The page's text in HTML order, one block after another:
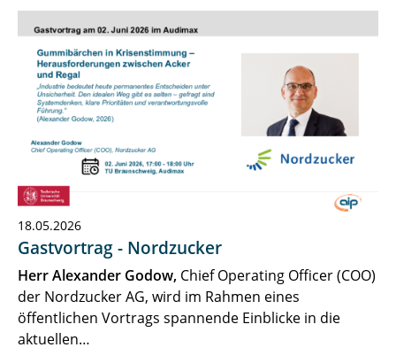
18.05.2026
Gastvortrag - Nordzucker
Herr Alexander Godow, Chief Operating Officer (COO)
der Nordzucker AG, wird im Rahmen eines
öffentlichen Vortrags spannende Einblicke in die
aktuellen…